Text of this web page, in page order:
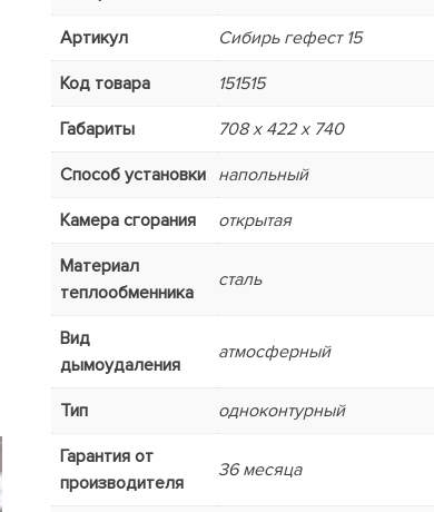
Артикул Сибирь гефест 15
Код товара 151515
Габариты 708 х 422 х 740
Способ установки напольный
Камера сгорания открытая
Материал
теплообменника
сталь
Вид
дымоудаления
атмосферный
Тип одноконтурный
Гарантия от
производителя
36 месяца